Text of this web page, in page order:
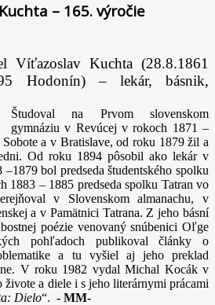
– 165. výročie
Víťazoslav Kuchta (28.8.1861
Hodonín) – lekár, básnik,
Študoval na Prvom slovenskom
gymnáziu v Revúcej v rokoch 1871 –
a v Bratislave, od roku 1879 žil a
Od roku 1894 pôsobil ako lekár v
bol predseda študentského spolku
1883 – 1885 predseda spolku Tatran vo
v Slovenskom almanachu, v
a v Pamätnici Tatrana. Z jeho básní
poézie venovaný snúbenici Oľge
pohľadoch publikoval články o
a tu vyšiel aj jeho preklad
V roku 1982 vydal Michal Kocák v
a diele i s jeho literárnymi prácami
Dielo“. - MM-